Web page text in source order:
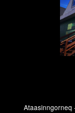
Ataasinngorneq